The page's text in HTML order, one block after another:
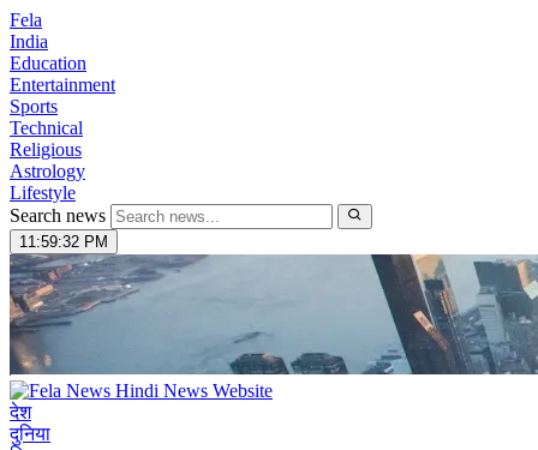
Fela
India
Education
Entertainment
Sports
Technical
Religious
Astrology
Lifestyle
Search news
11:59:33 PM
देश
दुनिया